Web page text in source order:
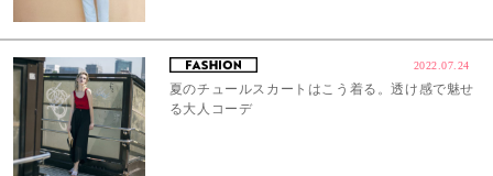
2022.07.24
夏のチュールスカートはこう着る。透け感で魅せ
る大人コーデ